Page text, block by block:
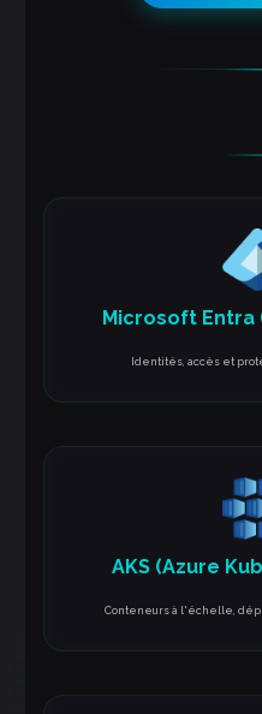
Microsoft Entra
Identités, accès et
AKS (Azure
Conteneurs à l'échelle,